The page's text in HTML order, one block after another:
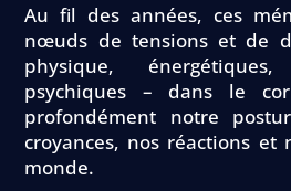
Au fil des années, ces
nœuds de tensions et de
physique,
psychiques – dans le
profondément notre
croyances, nos réactions
monde.